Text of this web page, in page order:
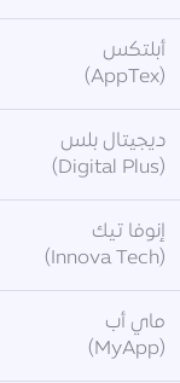
أبلتكس
(AppTex)
ديجيتال بلس
(Digital Plus)
إنوفا تيك
(Innova Tech)
ماي أب
(MyApp)